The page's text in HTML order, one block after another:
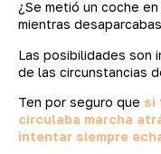
¿Se metió un coche
mientras
Las posibilidades son
de las circunstancias
Ten por seguro que si
circulaba marcha
intentar siempre